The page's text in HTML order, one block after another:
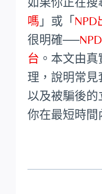
嗎 」或「 NPD
很明確──
台 。本文由
理，說明常見
以及被騙後
你在最短時間